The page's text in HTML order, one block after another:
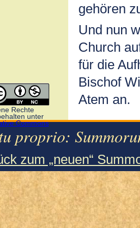
gehören
Und nun
Church
für die
Bischof
Atem an.
proprio:
Rechte
unter
Commons
zum „neuen“